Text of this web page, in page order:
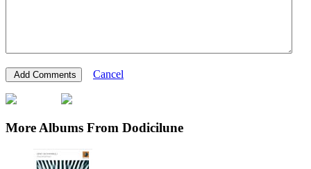
Cancel
More Albums From Dodicilune